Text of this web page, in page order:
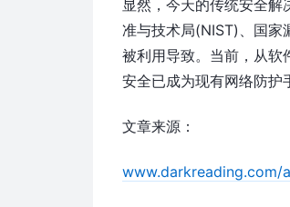
显然，今天的传统安全
准与技术局(NIST)、国家
被利用导致。当前，从软
安全已成为现有网络防护
文章来源：